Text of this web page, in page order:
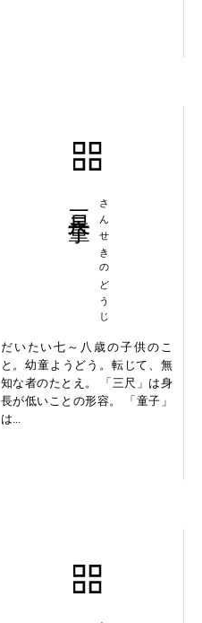
さんせきのどうじ
だいたい七～八歳の子供のこ
と。幼童ようどう。転じて、無
知な者のたとえ。 「三尺」は身
長が低いことの形容。 「童子」
は...